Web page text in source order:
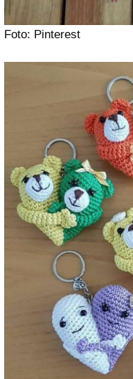
Foto: Pinterest